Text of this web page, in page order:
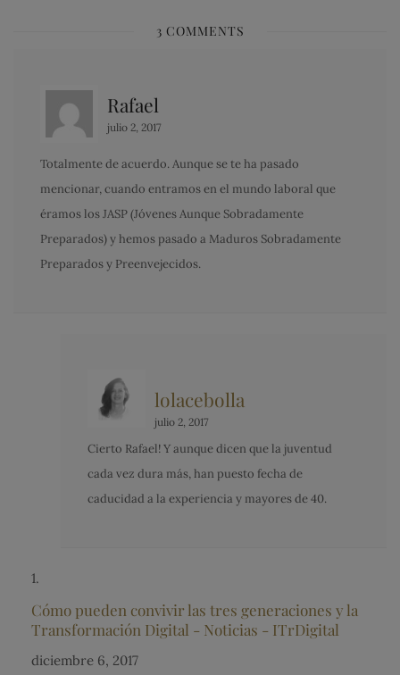
3 COMMENTS
Rafael
julio 2, 2017
Totalmente de acuerdo. Aunque se te ha pasado
mencionar, cuando entramos en el mundo laboral que
éramos los JASP (Jóvenes Aunque Sobradamente
Preparados) y hemos pasado a Maduros Sobradamente
Preparados y Preenvejecidos.
lolacebolla
julio 2, 2017
Cierto Rafael! Y aunque dicen que la juventud
cada vez dura más, han puesto fecha de
caducidad a la experiencia y mayores de 40.
Cómo pueden convivir las tres generaciones y la
Transformación Digital - Noticias - ITrDigital
diciembre 6, 2017